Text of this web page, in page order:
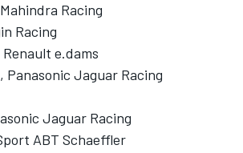
Racing
Racing
e.dams
Panasonic Jaguar Racing
Jaguar Racing
ABT Schaeffler